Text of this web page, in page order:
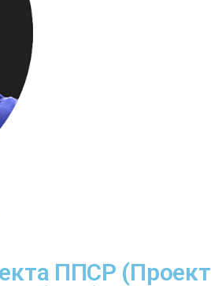
ППСР (Проект